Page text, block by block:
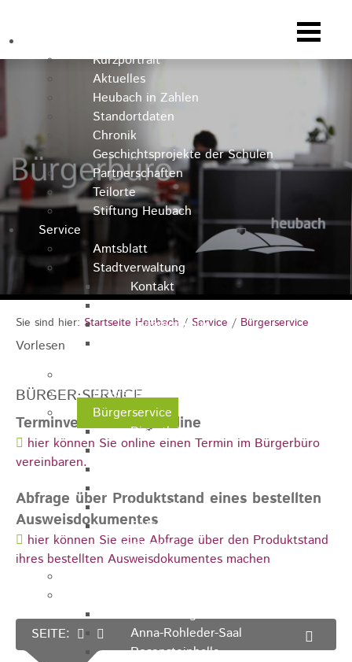
Kurzportrait
Aktuelles
Heubach in Zahlen
Standortdaten
Chronik
Geschichtsprojekte der Schulen
Partnerschaften
Teilorte
Stiftung Heubach
Service
Amtsblatt
Stadtverwaltung
Kontakt
Rathausteam
Organigramm
Ortsrecht / Satzungen
Bürgerservice
Dienstleistungen
Lebenslagen
Wasserzähler
Ver- & Entsorgung
Rufbereitschaft / Störungsdienste /
Stadtjäger
Pfaffenberghalle
Anna-Rohleder-Saal
Rosensteinhalle
Sie sind hier: Startseite Heubach / Service / Bürgerservice
Vorlesen
BÜRGER·SERVICE
Terminvereinbarung online
hier können Sie online einen Termin im Bürgerbüro
vereinbaren.
Abfrage über Produktstand eines bestellten
Ausweisdokumentes
hier können Sie eine Abfrage über den Produktstand
ihres bestellten Ausweisdokumentes machen
SEITE: